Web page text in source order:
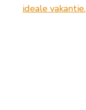
ideale vakantie.